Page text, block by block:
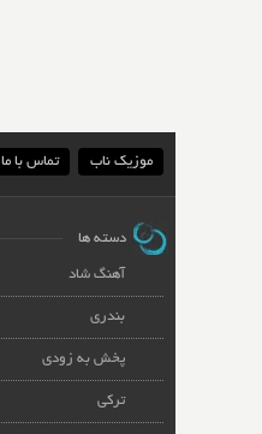
موزیک ناب تماس با ما
دسته ها
آهنگ شاد
بندری
پخش به زودی
ترکی